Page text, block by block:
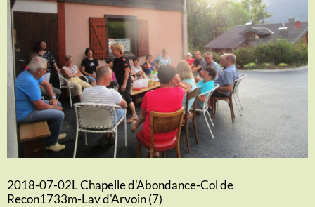
2018-07-02L Chapelle d'Abondance-Col de
Recon1733m-Lav d'Arvoin (7)